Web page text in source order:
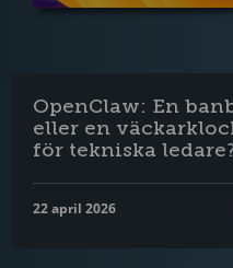
OpenClaw: En
eller en
för tekniska
22 april 2026